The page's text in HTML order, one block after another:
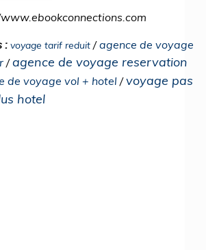
: voyage tarif reduit /agence de voyage
/agence de voyage reservation
de voyage vol + hotel /voyage pas
hotel